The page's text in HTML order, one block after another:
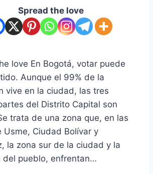
Spread the love
love En Bogotá, votar puede
Aunque el 99% de la
vive en la ciudad, las tres
del Distrito Capital son
trata de una zona que, en las
Usme, Ciudad Bolívar y
la zona sur de la ciudad y la
del pueblo, enfrentan…